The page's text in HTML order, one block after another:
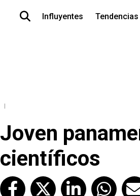
Influyentes Tendencias
Joven
científicos